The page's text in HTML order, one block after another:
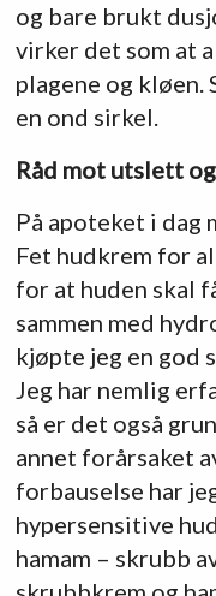
og bare brukt
virker det som at
plagene og kløen.
en ond sirkel.
Råd mot utslett
På apoteket i dag
Fet hudkrem for
for at huden skal
sammen med
kjøpte jeg en god
Jeg har nemlig
så er det også
annet forårsaket
forbauselse har
hypersensitive
hamam – skrubb